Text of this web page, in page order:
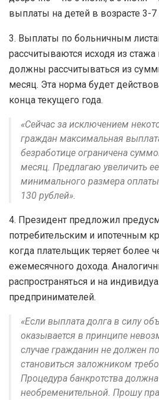
выплаты на детей в возрасте 3-7
3. Выплаты по больничным
рассчитываются исходя из стажа
должны рассчитываться из
месяц. Эта норма будет
конца текущего года.
«Сейчас за исключением
граждан максимальная
безработице ограничена
месяц. Предлагаю увеличить
минимального размера оплаты
130 рублей».
4. Президент предложил
потребительским и ипотечным
когда плательщик теряет более
ежемесячного дохода.
распространяться и на
предпринимателей.
«Если выплата долга в силу
оказывается в принципе
случае гражданин не должен
становиться заложником
Процедура банкротства
необременительной. Прошу